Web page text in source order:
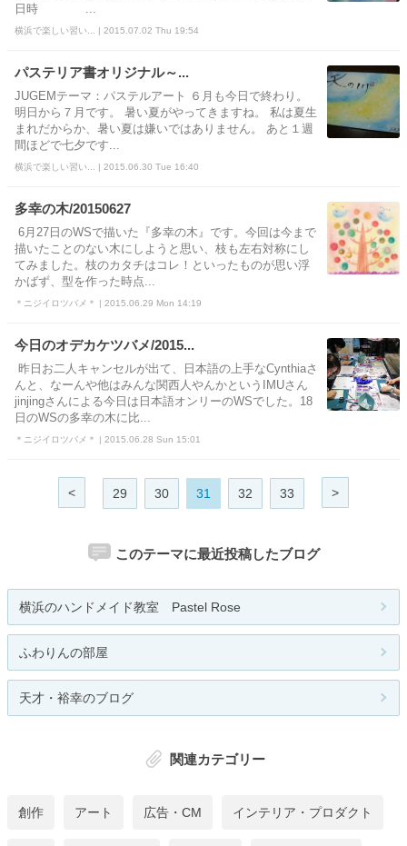
日時 ...
横浜で楽しい習い... | 2015.07.02 Thu 19:54
パステリア書オリジナル～...
JUGEMテーマ：パステルアート ６月も今日で終わり。
明日から７月です。 暑い夏がやってきますね。 私は夏生
まれだからか、暑い夏は嫌いではありません。 あと１週
間ほどで七夕です...
横浜で楽しい習い... | 2015.06.30 Tue 16:40
多幸の木/20150627
6月27日のWSで描いた『多幸の木』です。今回は今まで
描いたことのない木にしようと思い、枝も左右対称にし
てみました。枝のカタチはコレ！といったものが思い浮
かばず、型を作った時点...
＊ニジイロツバメ＊ | 2015.06.29 Mon 14:19
今日のオデカケツバメ/2015...
昨日お二人キャンセルが出て、日本語の上手なCynthiaさ
んと、なーんや他はみんな関西人やんかというIMUさん
jinjingさんによる今日は日本語オンリーのWSでした。18
日のWSの多幸の木に比...
＊ニジイロツバメ＊ | 2015.06.28 Sun 15:01
< 29 30 31 32 33 >
このテーマに最近投稿したブログ
横浜のハンドメイド教室 Pastel Rose
ふわりんの部屋
天才・裕幸のブログ
関連カテゴリー
創作 アート 広告・CM インテリア・プロダクト